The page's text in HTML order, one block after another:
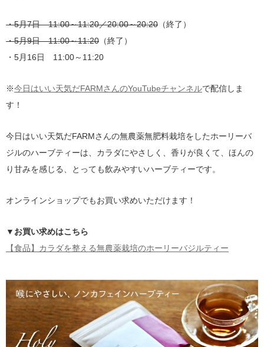
・5月7日 11:00～11:20／20:00～20:20 （終了）
・5月9日 11:00～11:20 （終了）
・5月16日 11:00～11:20
※今日はいい天気だFARMさんのYouTubeチャンネルで配信しま
す！
今日はいい天気だFARMさんの無農薬無肥料栽培をしたホーリーバ
ジルのハーブティーは、カラダにやさしく、香りが良くて、ほんの
り甘みを感じる、とっても飲みやすいハーブティーです。
オンラインショップでもお買い求めいただけます！
▼お買い求めはこちら
【食品】カラダを整える無農薬栽培のホーリーバジルティー